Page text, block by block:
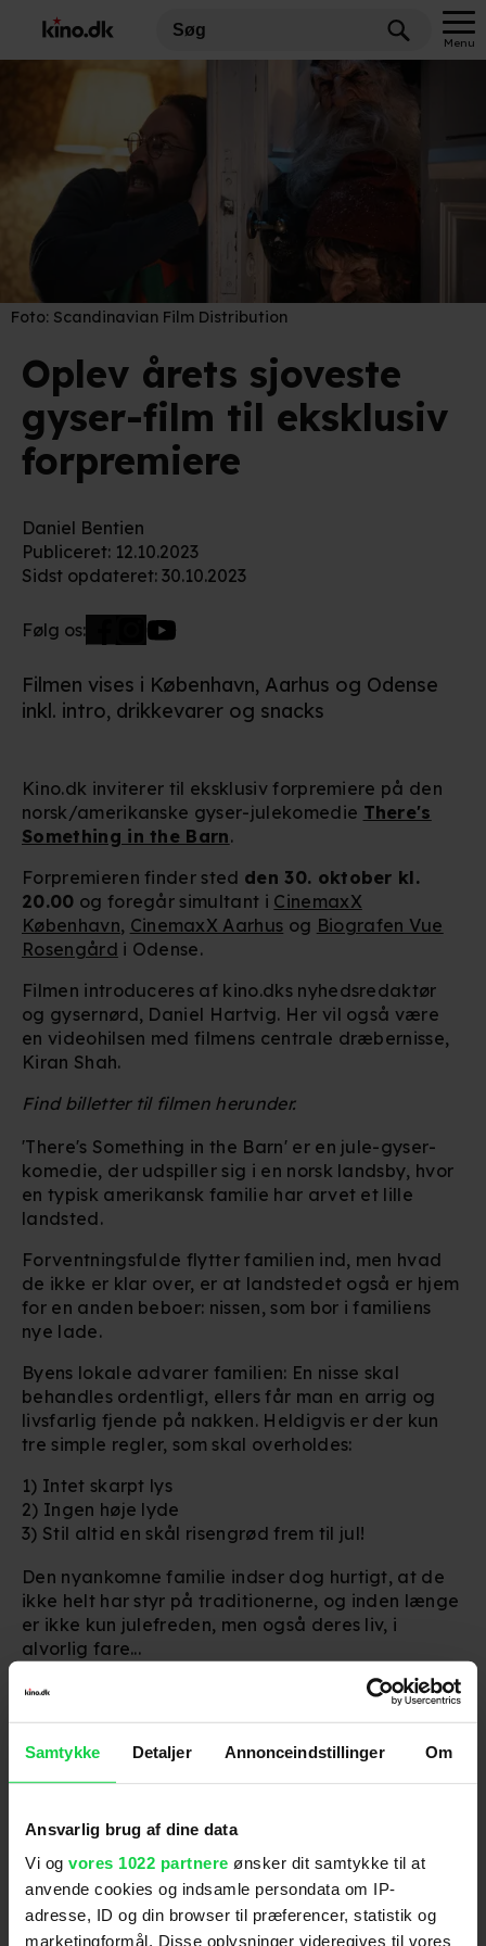
Samtykke Detaljer Annonceindstillinger Om
Ansvarlig brug af dine data
Vi og vores 1022 partnere ønsker dit samtykke til at
anvende cookies og indsamle persondata om IP-
adresse, ID og din browser til præferencer, statistik og
marketingformål. Disse oplysninger videregives til vores
Menu
Foto: Scandinavian Film Distribution
Oplev årets sjoveste
gyser-film til eksklusiv
forpremiere
Daniel Bentien
Publiceret: 12.10.2023
Sidst opdateret: 30.10.2023
Følg os:
Filmen vises i København, Aarhus og Odense
inkl. intro, drikkevarer og snacks
Kino.dk inviterer til eksklusiv forpremiere på den
norsk/amerikanske gyser-julekomedie There's
Something in the Barn.
Forpremieren finder sted den 30. oktober kl.
20.00 og foregår simultant i CinemaxX
København, CinemaxX Aarhus og Biografen Vue
Rosengård i Odense.
Filmen introduceres af kino.dks nyhedsredaktør
og gysernørd, Daniel Hartvig. Her vil også være
en videohilsen med filmens centrale dræbernisse,
Kiran Shah.
Find billetter til filmen herunder.
'There's Something in the Barn' er en jule-gyser-
komedie, der udspiller sig i en norsk landsby, hvor
en typisk amerikansk familie har arvet et lille
landsted.
Forventningsfulde flytter familien ind, men hvad
de ikke er klar over, er at landstedet også er hjem
for en anden beboer: nissen, som bor i familiens
nye lade.
Byens lokale advarer familien: En nisse skal
behandles ordentligt, ellers får man en arrig og
livsfarlig fjende på nakken. Heldigvis er der kun
tre simple regler, som skal overholdes:
1) Intet skarpt lys
2) Ingen høje lyde
3) Stil altid en skål risengrød frem til jul!
Den nyankomne familie indser dog hurtigt, at de
ikke helt har styr på traditionerne, og inden længe
er ikke kun julefreden, men også deres liv, i
alvorlig fare...
'There's Something in the Barn' har landsdækkende
For at se dette indhold skal
for at ændre dine indstillinger.